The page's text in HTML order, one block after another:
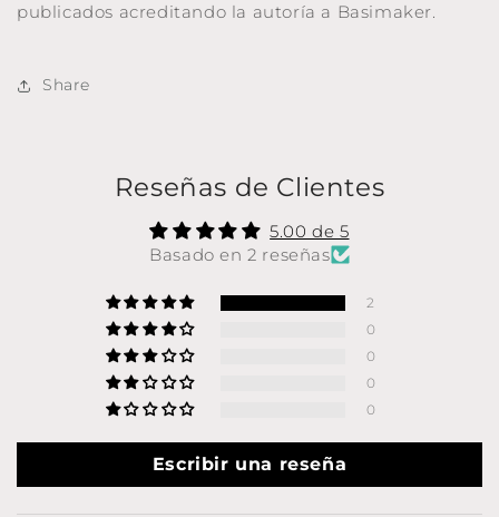
publicados acreditando la autoría a Basimaker.
Share
Reseñas de Clientes
5.00 de 5
Basado en 2 reseñas
2
0
0
0
0
Escribir una reseña